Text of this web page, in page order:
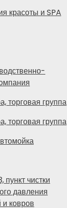
красоты и SPA
торговая группа
торговая группа
чистки
давления
ковров